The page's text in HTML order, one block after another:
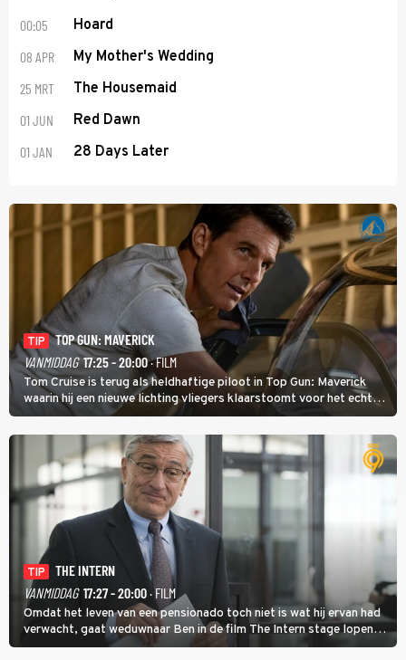
00:05 Hoard
08 APR My Mother's Wedding
25 MRT The Housemaid
01 JUN Red Dawn
01 JAN 28 Days Later
TIP
TOP GUN: MAVERICK
VANMIDDAG 17:25 - 20:00· FILM
Tom Cruise is terug als heldhaftige piloot in Top Gun: Maverick
waarin hij een nieuwe lichting vliegers klaarstoomt voor het echte
werk.
TIP
THE INTERN
VANMIDDAG 17:27 - 20:00· FILM
Omdat het leven van een pensionado toch niet is wat hij ervan had
verwacht, gaat weduwnaar Ben in de film The Intern stage lopen
bij de hippe webwinkel van Jules, wat een gouden zet blijkt te zijn.